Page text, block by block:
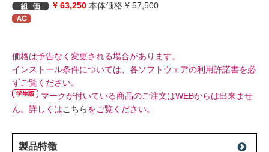
¥ 63,250 本体価格 ¥ 57,500
価格は予告なく変更される場合があります。
インストール条件については、各ソフトウェアの利用許諾書を必
ずご覧ください。
マークが付いている商品のご注文はWEBからは出来ませ
ん。詳しくはこちらをご覧ください。
製品特徴